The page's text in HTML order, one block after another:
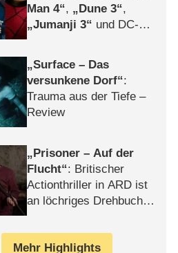
Man 4 , Dune 3 ,
Jumanji 3
und DC-
Surface – Das
versunkene Dorf :
Trauma aus der Tiefe –
Review
Prisoner – Auf der
Flucht : Britischer
Actionthriller in ARD ist
an löchriges Drehbuch
Mehr Highlights